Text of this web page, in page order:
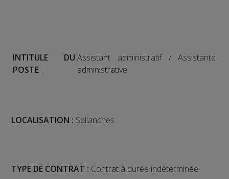
INTITULE DU
POSTE :
Assistant administratif / Assistante
administrative
LOCALISATION : Sallanches
TYPE DE CONTRAT : Contrat à durée indéterminée